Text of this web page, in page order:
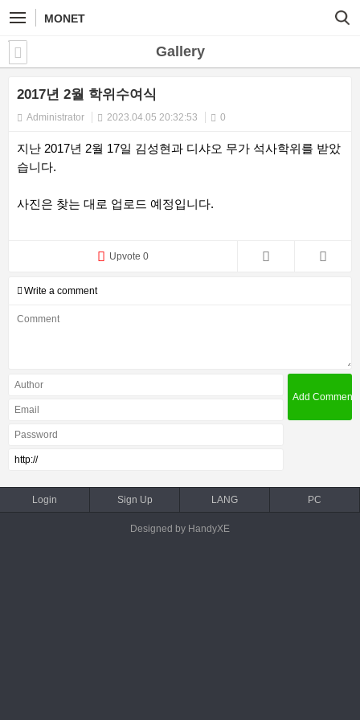
MONET
Gallery
2017년 2월 학위수여식
Administrator 2023.04.05 20:32:53 0
지난 2017년 2월 17일 김성현과 디샤오 무가 석사학위를 받았
습니다.
사진은 찾는 대로 업로드 예정입니다.
Upvote 0
Write a comment
Login Sign Up LANG PC
Designed by HandyXE